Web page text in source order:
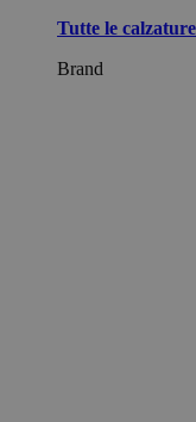
Tutte le
Brand